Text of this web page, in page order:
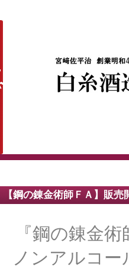
【鋼の錬金術師ＦＡ】販売
『鋼の錬金
ノンアルコ